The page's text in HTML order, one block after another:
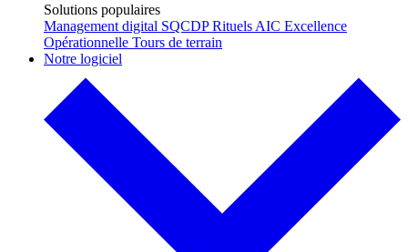
Solutions populaires
Management digital SQCDPRituels AIC Excellence
Opérationnelle Tours de terrain
Notre logiciel